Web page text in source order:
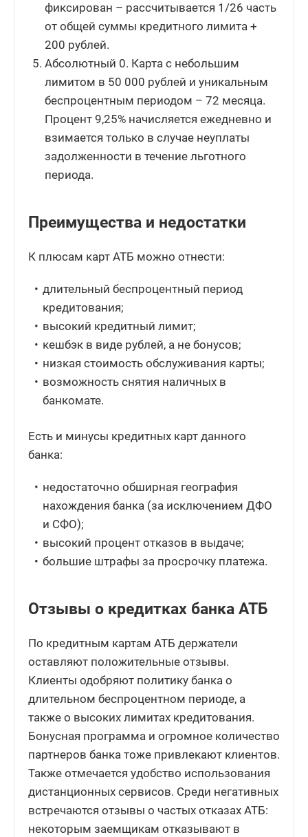
фиксирован – рассчитывается 1/26 часть
от общей суммы кредитного лимита +
200 рублей.
Абсолютный 0. Карта с небольшим
лимитом в 50 000 рублей и уникальным
беспроцентным периодом – 72 месяца.
Процент 9,25% начисляется ежедневно и
взимается только в случае неуплаты
задолженности в течение льготного
периода.
Преимущества и недостатки
К плюсам карт АТБ можно отнести:
длительный беспроцентный период
кредитования;
высокий кредитный лимит;
кешбэк в виде рублей, а не бонусов;
низкая стоимость обслуживания карты;
возможность снятия наличных в
банкомате.
Есть и минусы кредитных карт данного
банка:
недостаточно обширная география
нахождения банка (за исключением ДФО
и СФО);
высокий процент отказов в выдаче;
большие штрафы за просрочку платежа.
Отзывы о кредитках банка АТБ
По кредитным картам АТБ держатели
оставляют положительные отзывы.
Клиенты одобряют политику банка о
длительном беспроцентном периоде, а
также о высоких лимитах кредитования.
Бонусная программа и огромное количество
партнеров банка тоже привлекают клиентов.
Также отмечается удобство использования
дистанционных сервисов. Среди негативных
встречаются отзывы о частых отказах АТБ:
некоторым заемщикам отказывают в